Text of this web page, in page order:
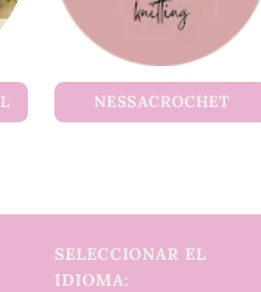
NESSACROCHET
SELECCIONAR EL
IDIOMA: